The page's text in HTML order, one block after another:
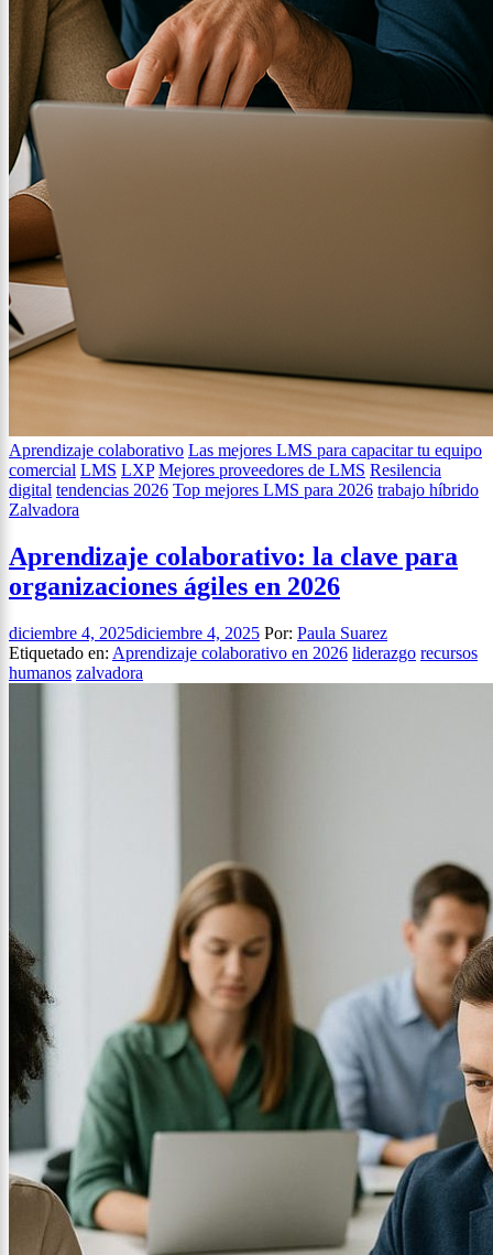
Aprendizaje colaborativo Las mejores LMS para capacitar tu equipo
comercial LMS LXP Mejores proveedores de LMS Resilencia
digital tendencias 2026 Top mejores LMS para 2026 trabajo híbrido
Zalvadora
Aprendizaje colaborativo: la clave para
organizaciones ágiles en 2026
diciembre 4, 2025diciembre 4, 2025 Por: Paula Suarez
Etiquetado en: Aprendizaje colaborativo en 2026 liderazgo recursos
humanos zalvadora